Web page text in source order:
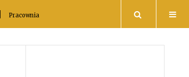
Pracownia Search